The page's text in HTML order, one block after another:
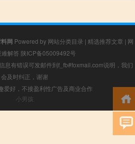
网 Powered by 网站分类目录 | 精选推荐文章 | 网
难解答 陕ICP备05009492号
息有错误可发邮件到f_fb#foxmail.com说明，我们
会及时纠正，谢谢
爱好，不接盈利性广告及商业合作
小男孩